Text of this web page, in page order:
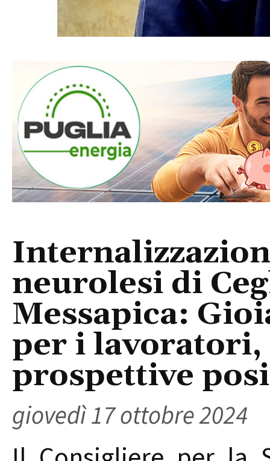
neurolesi di
Messapica:
per i lavoratori,
prospettive
giovedì 17 ottobre 2024